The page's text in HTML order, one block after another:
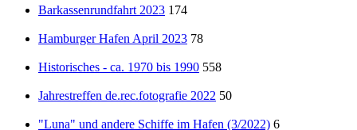
Barkassenrundfahrt 2023 174
Hamburger Hafen April 2023 78
Historisches - ca. 1970 bis 1990 558
Jahrestreffen de.rec.fotografie 2022 50
"Luna" und andere Schiffe im Hafen (3/2022) 6